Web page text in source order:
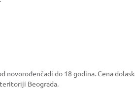
novorođenčadi do 18 godina. Cena
teritoriji Beograda.